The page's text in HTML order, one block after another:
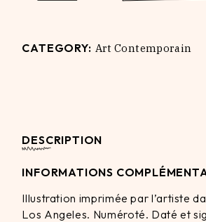
CATEGORY: Art Contemporain
DESCRIPTION
INFORMATIONS
Illustration imprimée par l’artiste
Los Angeles. Numéroté. Daté et